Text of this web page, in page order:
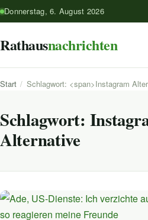
Donnerstag, 6. August 2026
Rathausnachrichten
Start / Schlagwort: <span>Instagram
Schlagwort:
Alternative